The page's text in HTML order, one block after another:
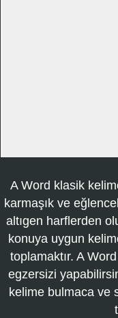
A Word klasik
karmaşık ve
altıgen harflerden
konuya uygun
toplamaktır. A
egzersizi
kelime bulmaca ve